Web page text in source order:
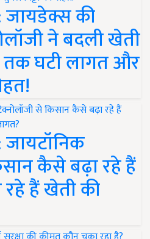
जायडेक्स की
ने बदली खेती
तक घटी लागत और
कैसे बढ़ा रहे हैं
हैं खेती की